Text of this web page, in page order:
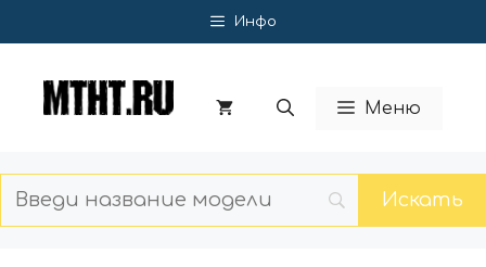
к
Инфо
Меню